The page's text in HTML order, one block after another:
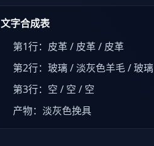
文字合成表
第1行：皮革 / 皮革 / 皮革
第2行：玻璃 / 淡灰色羊毛 / 玻璃
第3行：空 / 空 / 空
产物：淡灰色挽具